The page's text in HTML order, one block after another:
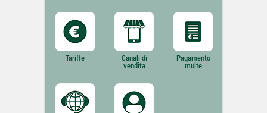
Tariffe Canali di
vendita
Pagamento
multe